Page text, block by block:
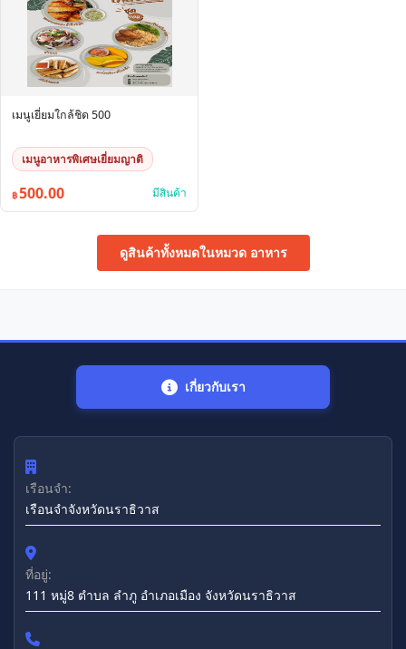
เมนูเยี่ยมใกล้ชิด 500
เมนูอาหารพิเศษเยี่ยมญาติ
฿500.00 มีสินค้า
ดูสินค้าทั้งหมดในหมวด อาหาร
เกี่ยวกับเรา
เรือนจำ:
เรือนจำจังหวัดนราธิวาส
ที่อยู่:
111 หมู่8 ตำบล ลำภู อำเภอเมือง จังหวัดนราธิวาส